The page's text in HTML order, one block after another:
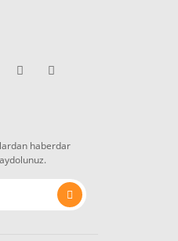
haberdar